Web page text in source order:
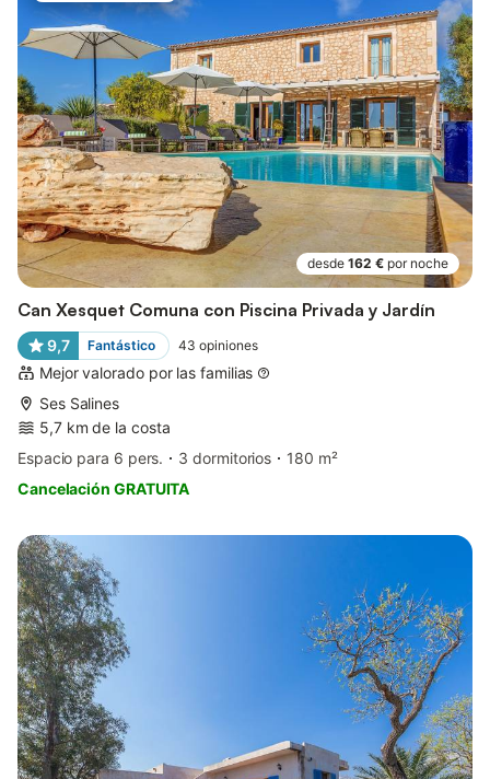
desde 162 € por noche
Can Xesquet Comuna con Piscina Privada y Jardín
9,7 Fantástico 43 opiniones
Mejor valorado por las familias
Ses Salines
5,7 km de la costa
Espacio para 6 pers.
3 dormitorios
180 m²
Cancelación GRATUITA